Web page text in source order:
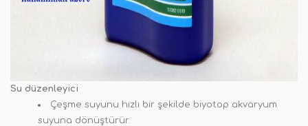
Su düzenleyici
Çeşme suyunu hızlı bir şekilde biyotop akvaryum
suyuna dönüştürür.